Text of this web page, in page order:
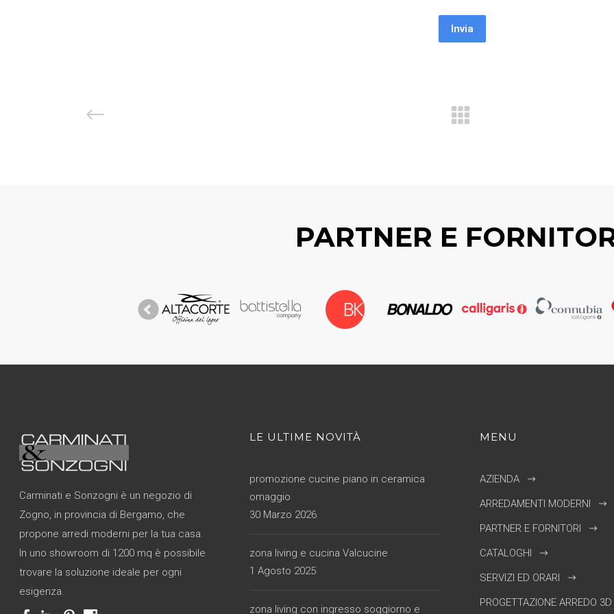
Invia
PARTNER E
Carminati e Sonzogni è un negozio di
Zogno, in provincia di Bergamo, che
propone arredi moderni per la tua casa.
In uno showroom di 1200 mq è possibile
trovare la soluzione ideale per ogni
esigenza.
LE ULTIME NOVITÀ
promozione cucine piano in ceramica
omaggio
30 Marzo 2026
zona living e cucina Valcucine
1 Agosto 2025
zona living con ingresso soggiorno e
MENU
AZIENDA
ARREDAMENTI MODERNI
PARTNER E FORNITORI
CATALOGHI
SERVIZI ED ORARI
PROGETTAZIONE ARREDO 3D